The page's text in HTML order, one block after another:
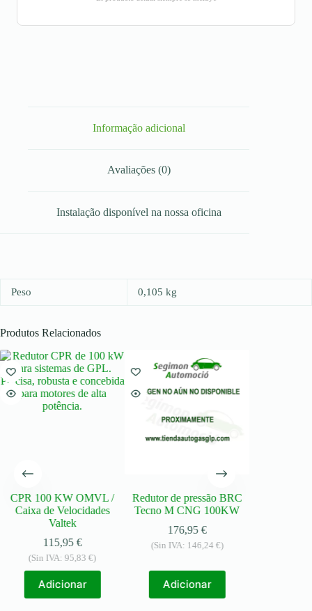
Informação adicional
Avaliações (0)
Instalação disponível na nossa oficina
Peso 0,105 kg
Produtos Relacionados
CPR 100 KW OMVL /
Caixa de Velocidades
Valtek
115,95 €
(Sin IVA:95,83€)
Adicionar
Redutor de pressão BRC
Tecno M CNG 100KW
176,95 €
(Sin IVA: 146,24 €)
Adicionar